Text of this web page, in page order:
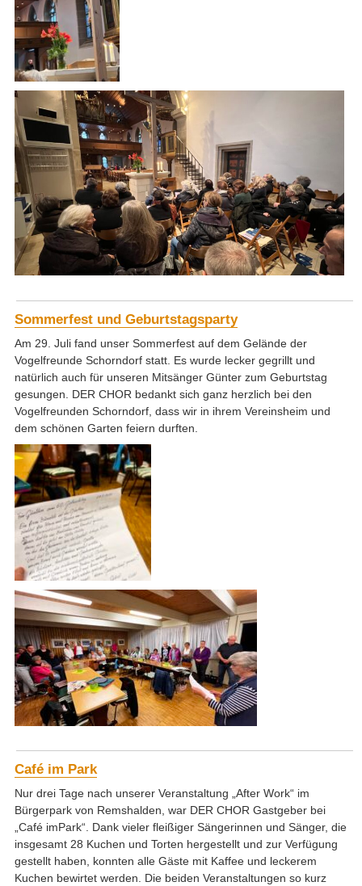
Sommerfest und Geburtstagsparty
Am 29. Juli fand unser Sommerfest auf dem Gelände der
Vogelfreunde Schorndorf statt. Es wurde lecker gegrillt und
natürlich auch für unseren Mitsänger Günter zum Geburtstag
gesungen. DER CHOR bedankt sich ganz herzlich bei den
Vogelfreunden Schorndorf, dass wir in ihrem Vereinsheim und
dem schönen Garten feiern durften.
Café im Park
Nur drei Tage nach unserer Veranstaltung „After Work“ im
Bürgerpark von Remshalden, war DER CHOR Gastgeber bei
„Café imPark“. Dank vieler fleißiger Sängerinnen und Sänger, die
insgesamt 28 Kuchen und Torten hergestellt und zur Verfügung
gestellt haben, konnten alle Gäste mit Kaffee und leckerem
Kuchen bewirtet werden. Die beiden Veranstaltungen so kurz